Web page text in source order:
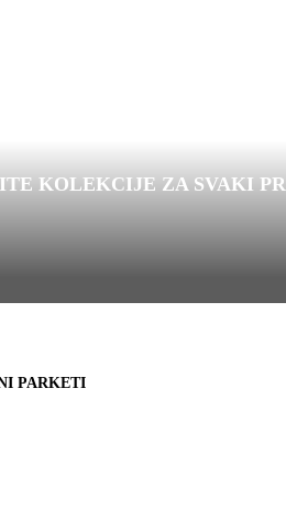
KOLEKCIJE ZA SVAKI
PARKETI